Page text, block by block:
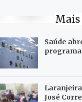
Mais
Saúde
José